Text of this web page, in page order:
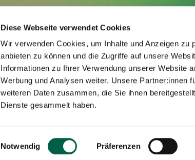
Diese Webseite verwendet Cookies
Wir verwenden Cookies, um Inhalte und Anzeigen
anbieten zu können und die Zugriffe auf unsere
Informationen zu Ihrer Verwendung unserer Website
Werbung und Analysen weiter. Unsere Partner:innen
weiteren Daten zusammen, die Sie ihnen
Dienste gesammelt haben.
Einwilligungsauswahl
Notwendig Präferenzen